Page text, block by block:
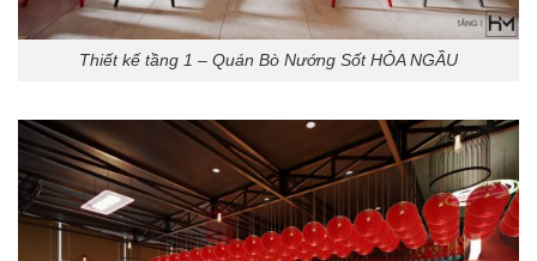
Thiết kế tầng 1 – Quán Bò Nướng Sốt HỎA NGẦU